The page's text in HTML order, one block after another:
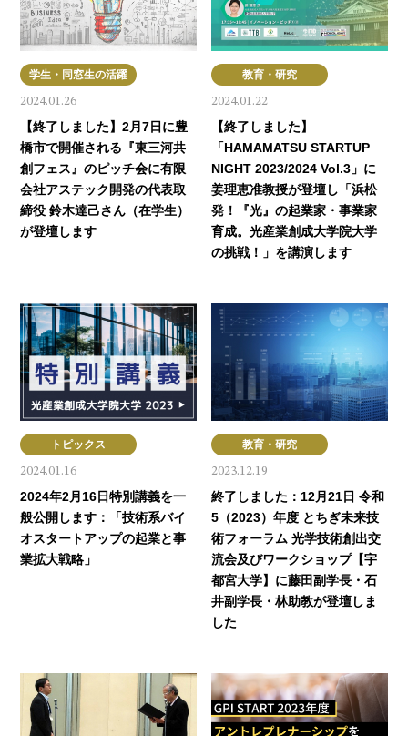
学生・同窓生の活躍
2024.01.26
【終了しました】2月7日に豊
橋市で開催される『東三河共
創フェス』のピッチ会に有限
会社アステック開発の代表取
締役 鈴木達己さん（在学生）
が登壇します
教育・研究
2024.01.22
【終了しました】
「HAMAMATSU STARTUP
NIGHT 2023/2024 Vol.3」に
姜理恵准教授が登壇し「浜松
発！『光』の起業家・事業家
育成。光産業創成大学院大学
の挑戦！」を講演します
トピックス
2024.01.16
2024年2月16日特別講義を一
般公開します：「技術系バイ
オスタートアップの起業と事
業拡大戦略」
教育・研究
2023.12.19
終了しました：12月21日 令和
5（2023）年度 とちぎ未来技
術フォーラム 光学技術創出交
流会及びワークショップ【宇
都宮大学】に藤田副学長・石
井副学長・林助教が登壇しま
した